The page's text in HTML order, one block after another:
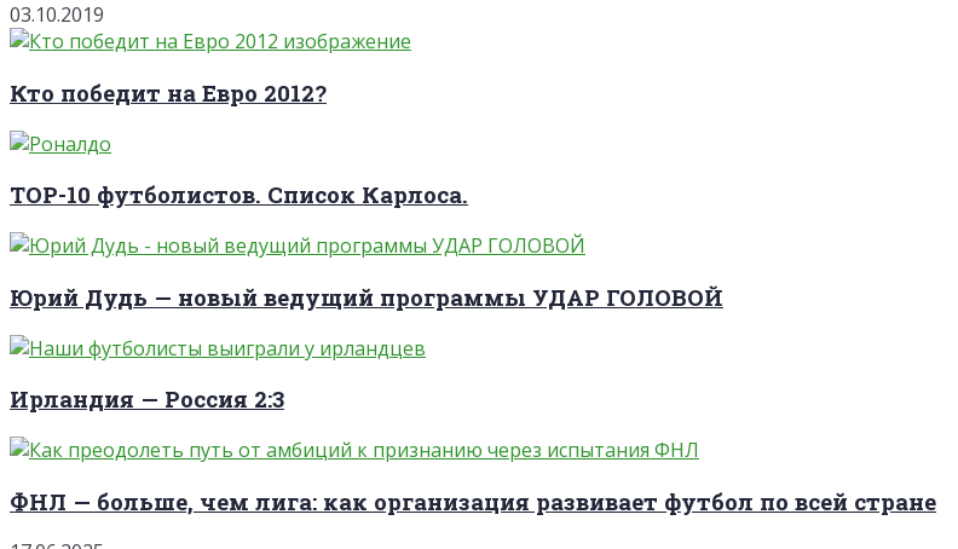
03.10.2019
Кто победит на Евро 2012?
TOP-10 футболистов. Список Карлоса.
Юрий Дудь — новый ведущий программы УДАР ГОЛОВОЙ
Ирландия — Россия 2:3
ФНЛ — больше, чем лига: как организация развивает футбол по всей стране